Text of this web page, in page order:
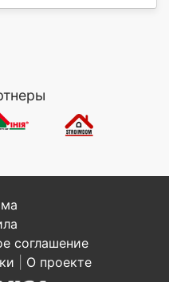
соглашение
О проекте